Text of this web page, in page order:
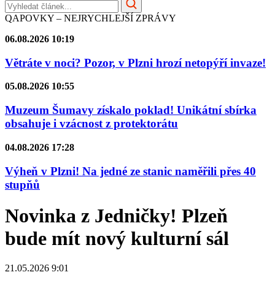
QAPOVKY – NEJRYCHLEJŠÍ ZPRÁVY
06.08.2026 10:19
Větráte v noci? Pozor, v Plzni hrozí netopýří invaze!
05.08.2026 10:55
Muzeum Šumavy získalo poklad! Unikátní sbírka
obsahuje i vzácnost z protektorátu
04.08.2026 17:28
Výheň v Plzni! Na jedné ze stanic naměřili přes 40
stupňů
Novinka z Jedničky! Plzeň
bude mít nový kulturní sál
21.05.2026 9:01